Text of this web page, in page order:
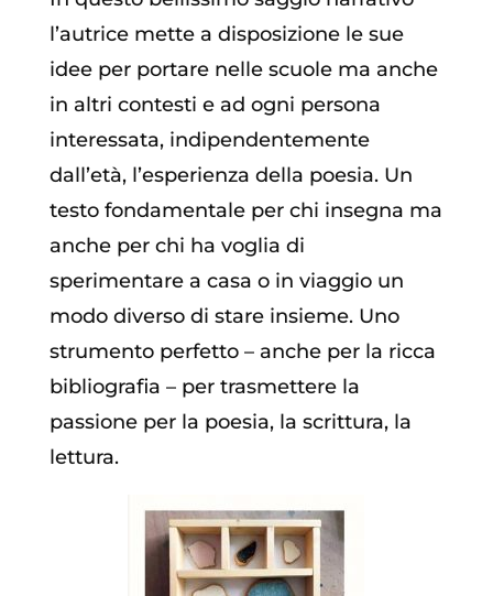
l’autrice mette a disposizione le sue
idee per portare nelle scuole ma anche
in altri contesti e ad ogni persona
interessata, indipendentemente
dall’età, l’esperienza della poesia. Un
testo fondamentale per chi insegna ma
anche per chi ha voglia di
sperimentare a casa o in viaggio un
modo diverso di stare insieme. Uno
strumento perfetto – anche per la ricca
bibliografia – per trasmettere la
passione per la poesia, la scrittura, la
lettura.